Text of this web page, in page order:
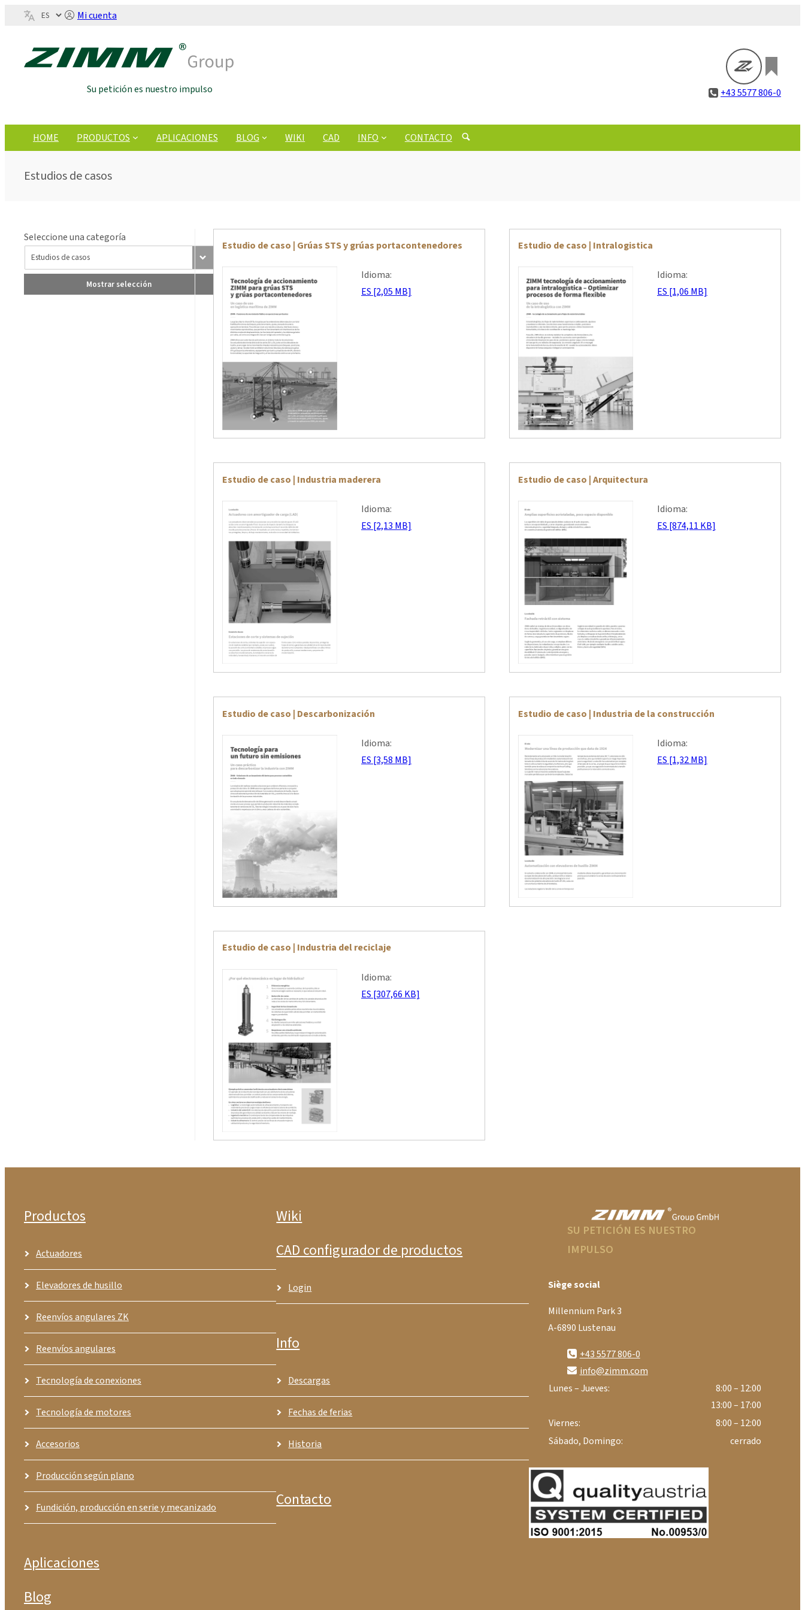
Mi cuenta
Su petición es nuestro impulso +43 5577 806-0
HOME PRODUCTOS APLICACIONES BLOG WIKI CAD INFO CONTACTO
Estudios de casos
Seleccione una categoría
Mostrar selección
Estudio de caso | Grúas STS y grúas portacontenedores
Idioma:
ES [2,05 MB]
Estudio de caso | Intralogistica
Idioma:
ES [1,06 MB]
Estudio de caso | Industria maderera
Idioma:
ES [2,13 MB]
Estudio de caso | Arquitectura
Idioma:
ES [874,11 KB]
Estudio de caso | Descarbonización
Idioma:
ES [3,58 MB]
Estudio de caso | Industria de la construcción
Idioma:
ES [1,32 MB]
Estudio de caso | Industria del reciclaje
Idioma:
ES [307,66 KB]
Productos
Actuadores
Elevadores de husillo
Reenvíos angulares ZK
Reenvíos angulares
Tecnología de conexiones
Tecnología de motores
Accesorios
Producción según plano
Fundición, producción en serie y mecanizado
Aplicaciones
Blog
Wiki
CAD configurador de productos
Login
Info
Descargas
Fechas de ferias
Historia
Contacto
SU PETICIÓN ES NUESTRO
IMPULSO
Siège social
Millennium Park 3
A-6890 Lustenau
+43 5577 806-0
info@zimm.com
Lunes – Jueves:
8:00 – 12:00
13:00 – 17:00
Viernes:
8:00 – 12:00
Sábado, Domingo:
cerrado